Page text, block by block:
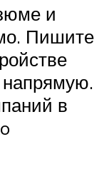
и
Пишите
в